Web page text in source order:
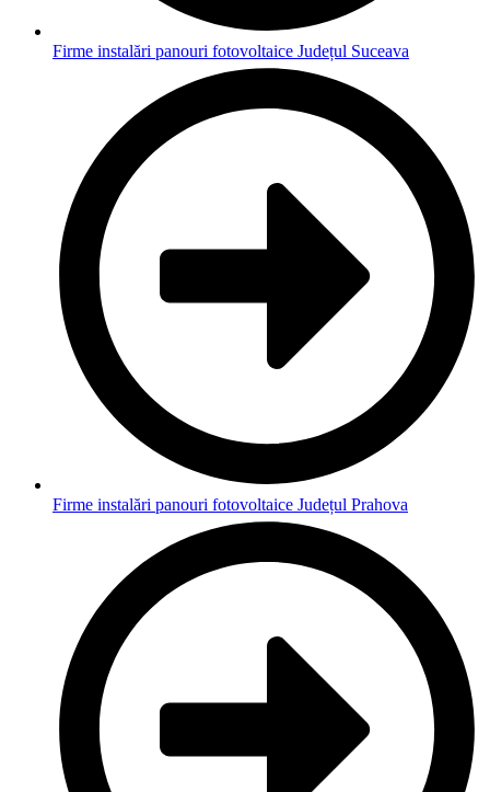
Firme instalări panouri fotovoltaice Județul Suceava
Firme instalări panouri fotovoltaice Județul Prahova